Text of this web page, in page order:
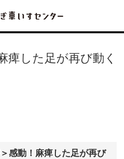
痺した足が再び動く
感動！麻痺した足が再び